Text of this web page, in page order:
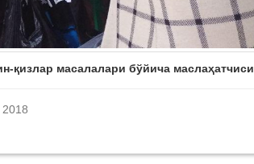
қизлар масалалари бўйича маслаҳатчиси
2018